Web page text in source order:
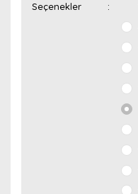
Seçenekler